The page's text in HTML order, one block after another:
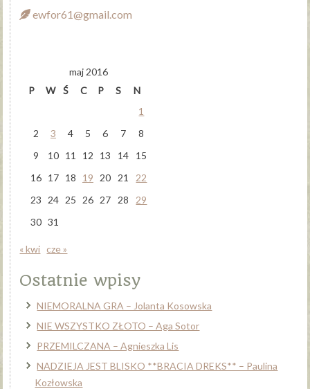
ewfor61@gmail.com
maj 2016
P
W Ś C P S
N
1
2
3 4 5 6 7
8
9
10 11 12 13 14
15
16 17 18 19 20 21
22
23
24 25 26 27 28
29
30 31
« kwi cze »
Ostatnie wpisy
NIEMORALNA GRA – Jolanta Kosowska
NIE WSZYSTKO ZŁOTO – Aga Sotor
PRZEMILCZANA – Agnieszka Lis
NADZIEJA JEST BLISKO **BRACIA DREKS** – Paulina
Kozłowska